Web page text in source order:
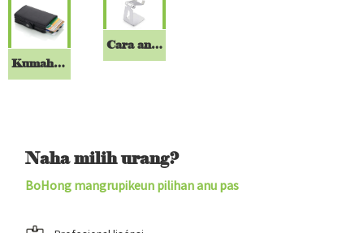
Kumaha Kasus Kartu Pop Up Otomatis Gawé?
Cara anu bener pikeun milih stand telepon sélulér
Naha milih urang?
BoHong mangrupikeun pilihan anu pas